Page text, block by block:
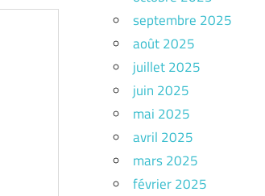
septembre 2025
août 2025
juillet 2025
juin 2025
mai 2025
avril 2025
mars 2025
février 2025